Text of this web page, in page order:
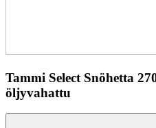
Tammi Select Snöhetta
öljyvahattu